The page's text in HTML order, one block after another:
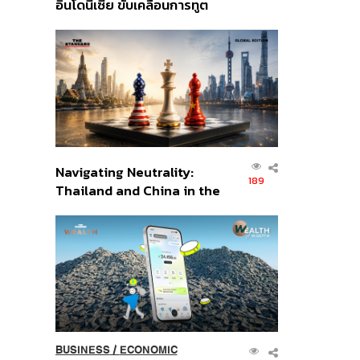
อินโดนีเซีย ขับเคลื่อนการทูต
ส่วนยุทธศาสตร์ไทย –
อินโดนีเซีย
Navigating Neutrality:
Thailand and China in the
Order
189
BUSINESS/ ECONOMIC